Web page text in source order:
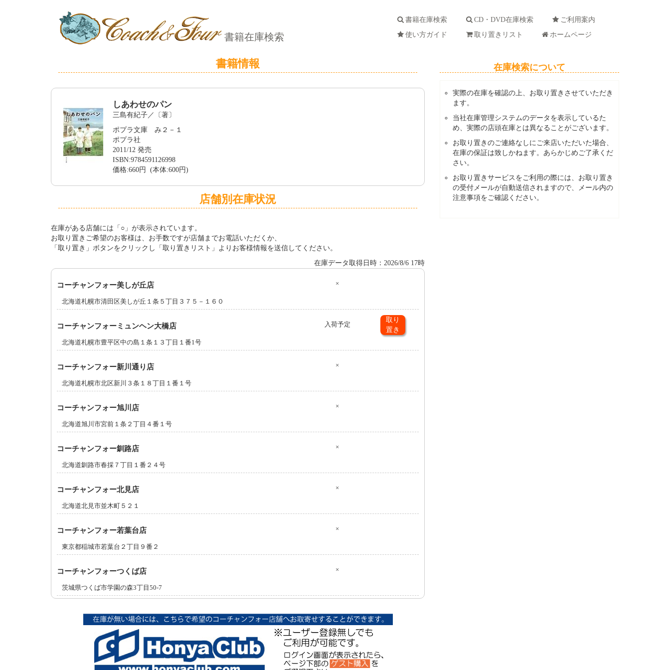
書籍在庫検索
書籍在庫検索 CD・DVD在庫検索
ご利用案内
使い方ガイド
取り置きリスト ホームページ
書籍情報
しあわせのパン
三島有紀子／〔著〕
ポプラ文庫 み２－１
ポプラ社
2011/12 発売
ISBN:9784591126998
価格:660円 (本体:600円)
店舗別在庫状況
在庫がある店舗には「○」が表示されています。
お取り置きご希望のお客様は、お手数ですが店舗までお電話いただくか、
「取り置き」ボタンをクリックし「取り置きリスト」よりお客様情報を送信してください。
在庫データ取得日時：2026/8/6 17時
コーチャンフォー美しが丘店 ×
北海道札幌市清田区美しが丘１条５丁目３７５－１６０
コーチャンフォーミュンヘン大橋店 入荷予定
取り
置き
北海道札幌市豊平区中の島１条１３丁目１番1号
コーチャンフォー新川通り店 ×
北海道札幌市北区新川３条１８丁目１番１号
コーチャンフォー旭川店 ×
北海道旭川市宮前１条２丁目４番１号
コーチャンフォー釧路店 ×
北海道釧路市春採７丁目１番２４号
コーチャンフォー北見店 ×
北海道北見市並木町５２１
コーチャンフォー若葉台店 ×
東京都稲城市若葉台２丁目９番２
コーチャンフォーつくば店 ×
茨城県つくば市学園の森3丁目50-7
在庫検索について
実際の在庫を確認の上、お取り置きさせていただき
ます。
当社在庫管理システムのデータを表示しているた
め、実際の店頭在庫とは異なることがございます。
お取り置きのご連絡なしにご来店いただいた場合、
在庫の保証は致しかねます。あらかじめご了承くだ
さい。
お取り置きサービスをご利用の際には、お取り置き
の受付メールが自動送信されますので、メール内の
注意事項をご確認ください。